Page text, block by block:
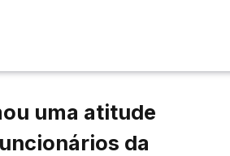
uma atitude
da